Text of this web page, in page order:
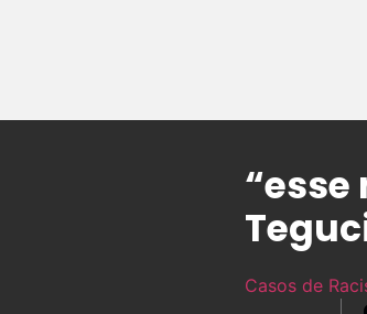
Casos de